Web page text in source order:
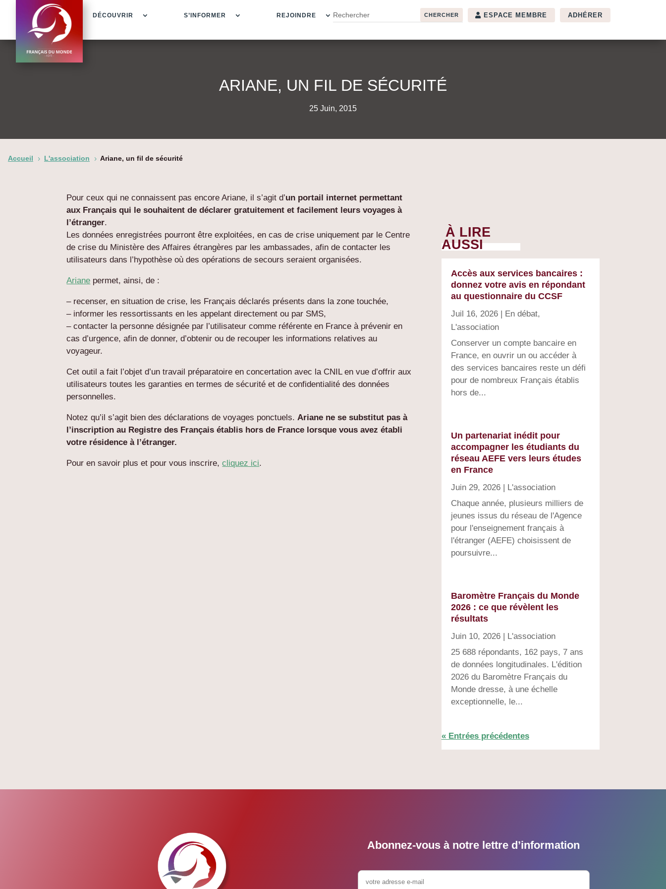
DÉCOUVRIR S’INFORMER REJOINDRE ESPACE MEMBRE ADHÉRER
ARIANE, UN FIL DE SÉCURITÉ
25 Juin, 2015
Accueil 5 L'association 5 Ariane, un fil de sécurité
Pour ceux qui ne connaissent pas encore Ariane, il s’agit d’un portail internet permettant
aux Français qui le souhaitent de déclarer gratuitement et facilement leurs voyages à
l’étranger.
Les données enregistrées pourront être exploitées, en cas de crise uniquement par le Centre
de crise du Ministère des Affaires étrangères par les ambassades, afin de contacter les
utilisateurs dans l’hypothèse où des opérations de secours seraient organisées.
Ariane permet, ainsi, de :
– recenser, en situation de crise, les Français déclarés présents dans la zone touchée,
– informer les ressortissants en les appelant directement ou par SMS,
– contacter la personne désignée par l’utilisateur comme référente en France à prévenir en
cas d’urgence, afin de donner, d’obtenir ou de recouper les informations relatives au
voyageur.
Cet outil a fait l’objet d’un travail préparatoire en concertation avec la CNIL en vue d’offrir aux
utilisateurs toutes les garanties en termes de sécurité et de confidentialité des données
personnelles.
Notez qu’il s’agit bien des déclarations de voyages ponctuels. Ariane ne se substitut pas à
l’inscription au Registre des Français établis hors de France lorsque vous avez établi
votre résidence à l’étranger.
Pour en savoir plus et pour vous inscrire,cliquez ici.
À LIRE
AUSSI
Accès aux services bancaires :
donnez votre avis en répondant
au questionnaire du CCSF
Juil 16, 2026| En débat,
L'association
Conserver un compte bancaire en
France, en ouvrir un ou accéder à
des services bancaires reste un défi
pour de nombreux Français établis
hors de...
Un partenariat inédit pour
accompagner les étudiants du
réseau AEFE vers leurs études
en France
Juin 29, 2026| L'association
Chaque année, plusieurs milliers de
jeunes issus du réseau de l'Agence
pour l'enseignement français à
l'étranger (AEFE) choisissent de
poursuivre...
Baromètre Français du Monde
2026 : ce que révèlent les
résultats
Juin 10, 2026| L'association
25 688 répondants, 162 pays, 7 ans
de données longitudinales. L'édition
2026 du Baromètre Français du
Monde dresse, à une échelle
exceptionnelle, le...
« Entrées précédentes
Abonnez-vous à notre lettre d’information